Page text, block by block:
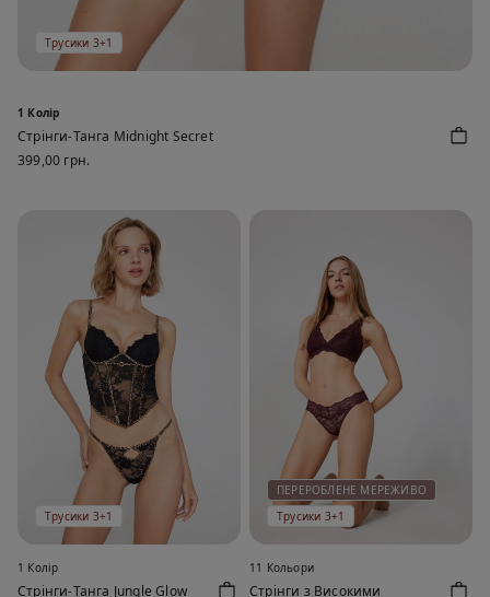
Трусики 3+1
1 Колір
Стрінги-Танга Midnight Secret
399,00 грн.
Трусики 3+1
1 Колір
Стрінги-Танга Jungle Glow
ПЕРЕРОБЛЕНЕ МЕРЕЖИВО
Трусики 3+1
11 Кольори
Стрінги з Високими